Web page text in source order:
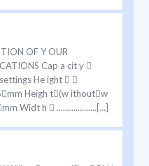
OF Y OUR
Cap a cit y 
He ight  
Heigh t(w ithoutw
Widt h  ...................[...]